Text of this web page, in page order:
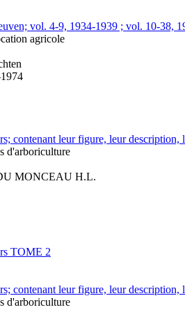
vol. 4-9, 1934-1939 ; vol. 10-38,
agricole
contenant leur figure, leur
d'arboriculture
MONCEAU H.L.
TOME 2
contenant leur figure, leur
d'arboriculture